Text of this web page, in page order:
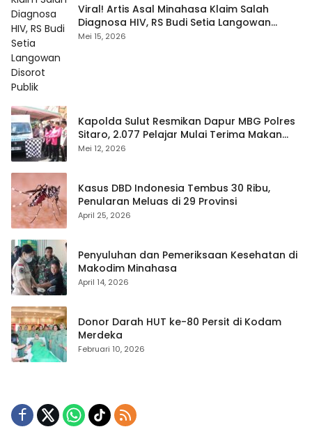
Viral! Artis Asal Minahasa Klaim Salah
Diagnosa HIV, RS Budi Setia Langowan
Disorot Publik
Mei 15, 2026
Kapolda Sulut Resmikan Dapur MBG Polres
Sitaro, 2.077 Pelajar Mulai Terima Makan
Gratis
Mei 12, 2026
Kasus DBD Indonesia Tembus 30 Ribu,
Penularan Meluas di 29 Provinsi
April 25, 2026
Penyuluhan dan Pemeriksaan Kesehatan di
Makodim Minahasa
April 14, 2026
Donor Darah HUT ke-80 Persit di Kodam
Merdeka
Februari 10, 2026